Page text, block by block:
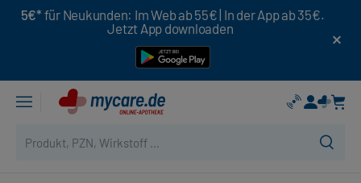
5€* für Neukunden: Im Web ab 55€ | In der App ab 35€.
Jetzt App downloaden